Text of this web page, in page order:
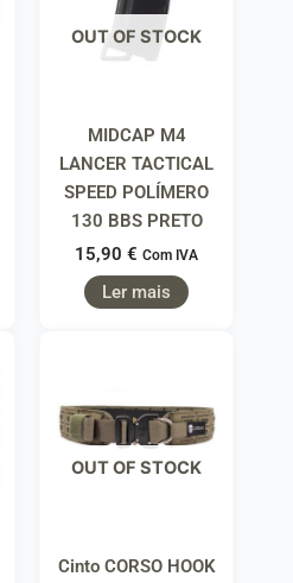
OUT OF STOCK
MIDCAP M4
LANCER TACTICAL
SPEED POLÍMERO
130 BBS PRETO
15,90 € Com IVA
Ler mais
OUT OF STOCK
Cinto CORSO HOOK